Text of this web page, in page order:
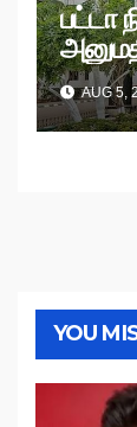
பட்டா
AUG 5,
YOU